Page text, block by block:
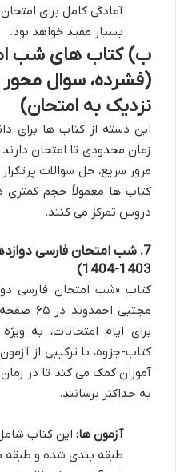
آمادگی کامل برای
بسیار مفید خواهد بود.
ب) کتاب های شب
(فشرده، سوال
نزدیک به امتحان)
این دسته از کتاب ها برای
زمان محدودی تا امتحان
مرور سریع، حل سوالات
کتاب ها معمولاً حجم کمتری
دروس تمرکز می کنند.
7. شب امتحان فارسی
1403-1404)
کتاب «شب امتحان فارسی
مجتبی
برای ایام امتحانات، به
کتاب-جزوه، با ترکیبی از
آموزان کمک می کند تا در زمان
به حداکثر برسانند.
آزمون ها:
طبقه بندی شده و